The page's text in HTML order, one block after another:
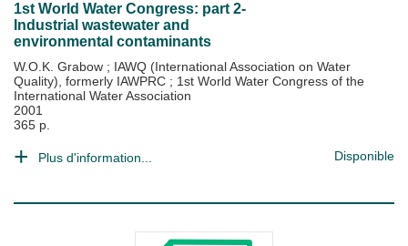
1st World Water Congress: part 2-
Industrial wastewater and
environmental contaminants
W.O.K. Grabow ; IAWQ (International Association on Water
Quality), formerly IAWPRC ; 1st World Water Congress of the
International Water Association
2001
365 p.
Plus d'information... Disponible